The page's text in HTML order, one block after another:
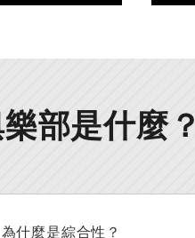
部是什麼？
為什麼是綜合性？